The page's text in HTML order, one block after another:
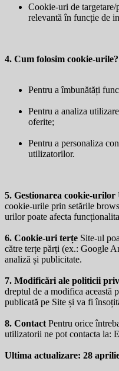
Cookie-uri de
relevantă în funcție de
4. Cum folosim cookie-urile?
Pentru a îmbunătăți
Pentru a analiza
oferite;
Pentru a personaliza
utilizatorilor.
5. Gestionarea cookie-urilor
cookie-urile prin setările
urilor poate afecta
6. Cookie-uri terțe Site-ul
către terțe părți (ex.: Google
analiză și publicitate.
7. Modificări ale politicii
dreptul de a modifica această
publicată pe Site și va fi
8. Contact Pentru orice
utilizatorii ne pot contacta la:
Ultima actualizare: 28